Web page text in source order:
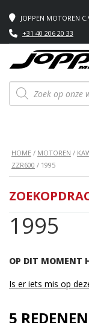
JOPPEN MOTOREN
+31 40 206 20 33
Producten
zoeken
HOME / MOTOREN /
ZZR600 / 1995
1995
OP DIT MOMENT
Is er iets mis op
5